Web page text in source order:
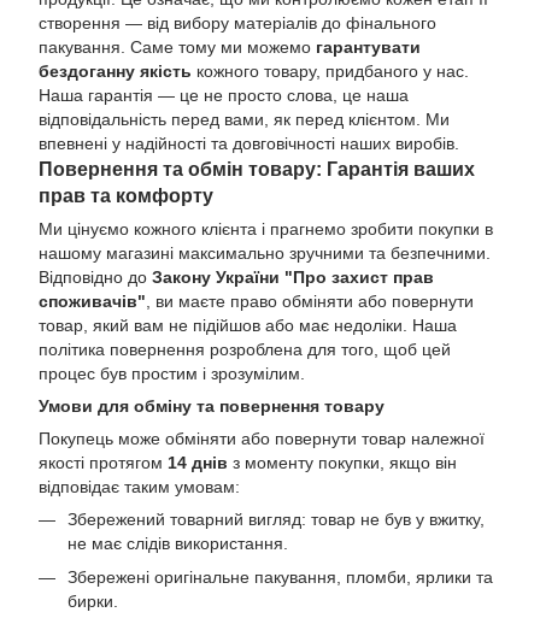
створення — від вибору матеріалів до фінального
пакування. Саме тому ми можемо гарантувати
бездоганну якість кожного товару, придбаного у нас.
Наша гарантія — це не просто слова, це наша
відповідальність перед вами, як перед клієнтом. Ми
впевнені у надійності та довговічності наших виробів.
Повернення та обмін товару: Гарантія ваших
прав та комфорту
Ми цінуємо кожного клієнта і прагнемо зробити покупки в
нашому магазині максимально зручними та безпечними.
Відповідно до Закону України "Про захист прав
споживачів" , ви маєте право обміняти або повернути
товар, який вам не підійшов або має недоліки. Наша
політика повернення розроблена для того, щоб цей
процес був простим і зрозумілим.
Умови для обміну та повернення товару
Покупець може обміняти або повернути товар належної
якості протягом 14 днів з моменту покупки, якщо він
відповідає таким умовам:
Збережений товарний вигляд: товар не був у вжитку,
не має слідів використання.
Збережені оригінальне пакування, пломби, ярлики та
бирки.